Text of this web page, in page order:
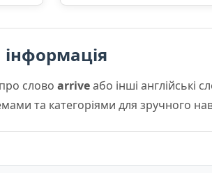
слово arriveабо інші англійські
та категоріями для зручного